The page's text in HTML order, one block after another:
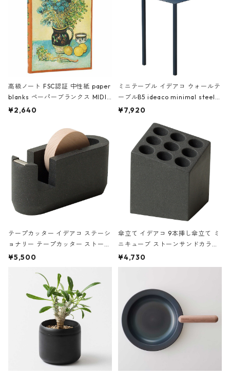
高級ノート FSC認証 中性紙 paper
blanks ペーパーブランクス MIDI
ハードカバー 罫線 ヴァン・ゴッホ
¥2,640
ミニテーブル イデアコ ウォールテ
ーブルB5 ideaco minimal steel f
urniture WALL Table B5 ネイビー
¥7,920
テープカッター イデアコ ステーシ
ョナリー テープカッター ストーン
サンドカラー 石調 ideaco Station
¥5,500
傘立て イデアコ 9本挿し傘立て ミ
ニキューブ ストーンサンドカラー
石調 ideaco Umbrella Stand CUB
E ストーンサンドブラック
¥4,730